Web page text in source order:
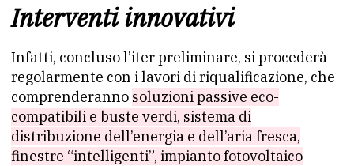
Interventi innovativi
Infatti, concluso l’iter preliminare, si procederà
regolarmente con i lavori di riqualificazione, che
comprenderanno soluzioni passive eco-
compatibili e buste verdi, sistema di
distribuzione dell’energia e dell’aria fresca,
finestre “intelligenti”, impianto fotovoltaico